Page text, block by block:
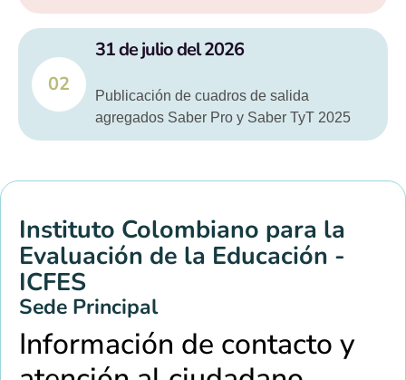
02
31 de julio del 2026
Publicación de cuadros de salida
agregados Saber Pro y Saber TyT 2025
Instituto Colombiano para la
Evaluación de la Educación -
ICFES
Sede Principal
Información de contacto y